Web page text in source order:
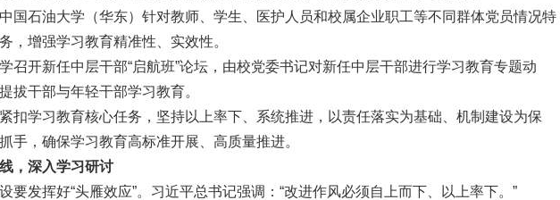
国石油大学（华东）针对教师、学生、医护人员和校属企业职工等不同群体党员情况特
，增强学习教育精准性、实效性。
召开新任中层干部“启航班”论坛，由校党委书记对新任中层干部进行学习教育专题动
拔干部与年轻干部学习教育。
扣学习教育核心任务，坚持以上率下、系统推进，以责任落实为基础、机制建设为保
手，确保学习教育高标准开展、高质量推进。
，深入学习研讨
要发挥好“头雁效应”。习近平总书记强调：“改进作风必须自上而下、以上率下。”